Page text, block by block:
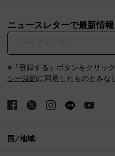
ニュースレターで最新情報
※「登録する」ボタンをクリック
シー規約に同意したものとみな
国/地域: